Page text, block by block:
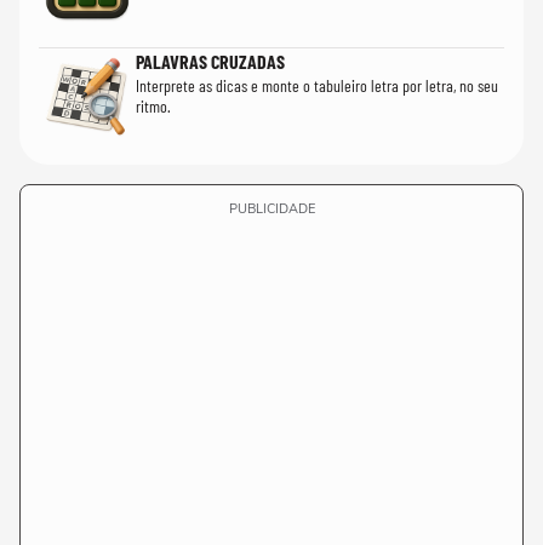
PALAVRAS CRUZADAS
Interprete as dicas e monte o tabuleiro letra por letra, no seu
ritmo.
PUBLICIDADE